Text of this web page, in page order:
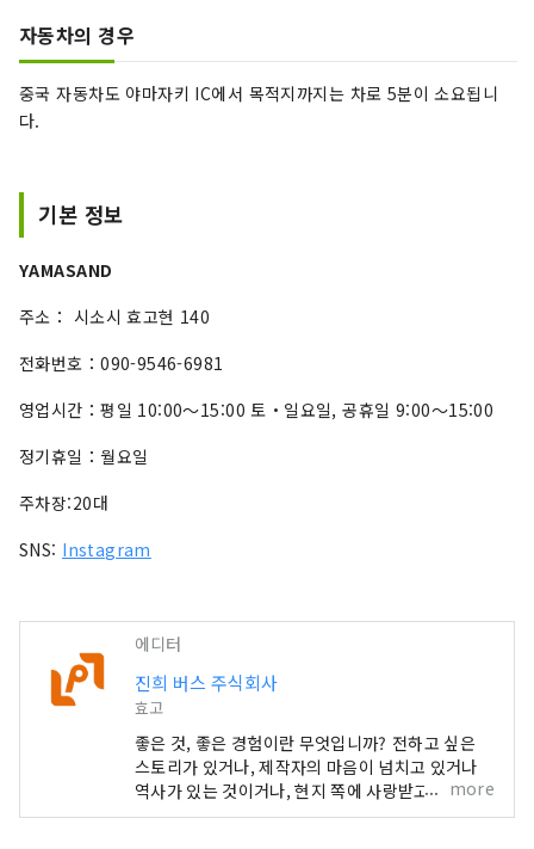
자동차의 경우
중국 자동차도 야마자키 IC에서 목적지까지는 차로 5분이 소요됩니
다.
기본 정보
YAMASAND
주소： 시소시 효고현 140
전화번호：090-9546-6981
영업시간：평일 10:00～15:00 토・일요일, 공휴일 9:00～15:00
정기휴일：월요일
주차장:20대
SNS: Instagram
에디터
진희 버스 주식회사
효고
좋은 것, 좋은 경험이란 무엇입니까? 전하고 싶은
스토리가 있거나, 제작자의 마음이 넘치고 있거나
역사가 있는 것이거나, 현지 쪽에 사랑받고 있다고
많이 특징은 들 수 있습니다. 굉장한 물건이나 체험
more